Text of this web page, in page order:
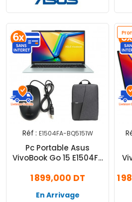
Réf : E1504FA-BQ5151W
Pc Portable Asus
VivoBook Go 15 E1504FA
SSD Windows 11
1 899,000 DT
En Arrivage
1